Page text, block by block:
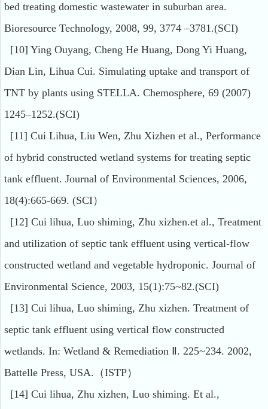
bed treating domestic wastewater in suburban area.
Bioresource Technology, 2008, 99, 3774 –3781.(SCI)
[10] Ying Ouyang, Cheng He Huang, Dong Yi Huang,
Dian Lin, Lihua Cui. Simulating uptake and transport of
TNT by plants using STELLA. Chemosphere, 69 (2007)
1245–1252.(SCI)
[11] Cui Lihua, Liu Wen, Zhu Xizhen et al., Performance
of hybrid constructed wetland systems for treating septic
tank effluent. Journal of Environmental Sciences, 2006,
18(4):665-669. (SCI）
[12] Cui lihua, Luo shiming, Zhu xizhen.et al., Treatment
and utilization of septic tank effluent using vertical-flow
constructed wetland and vegetable hydroponic. Journal of
Environmental Science, 2003, 15(1):75~82.(SCI)
[13] Cui lihua, Luo shiming, Zhu xizhen. Treatment of
septic tank effluent using vertical flow constructed
wetlands. In: Wetland & Remediation Ⅱ. 225~234. 2002,
Battelle Press, USA.（ISTP）
[14] Cui lihua, Zhu xizhen, Luo shiming. Et al.,